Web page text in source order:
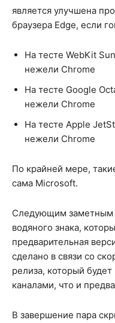
является улучшена
браузера Edge, если
На тесте WebKit
нежели Chrome
На тесте Google
нежели Chrome
На тесте Apple
нежели Chrome
По крайней мере,
сама Microsoft.
Следующим заметным
водяного знака,
предварительная
сделано в связи со
релиза, который
каналами, что и
В завершение пара